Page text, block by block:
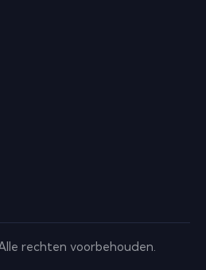
rechten voorbehouden.